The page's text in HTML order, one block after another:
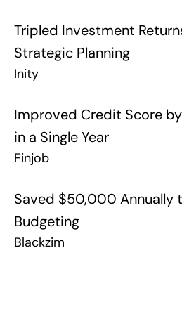
Tripled Investment
Strategic Planning
Inity
Improved Credit Score
in a Single Year
Finjob
Saved $50,000 Annually
Budgeting
Blackzim